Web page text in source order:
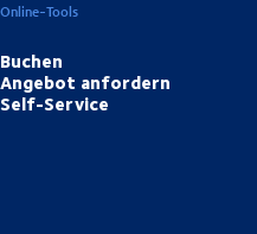
Online-Tools
Buchen
Angebot anfordern
Self-Service